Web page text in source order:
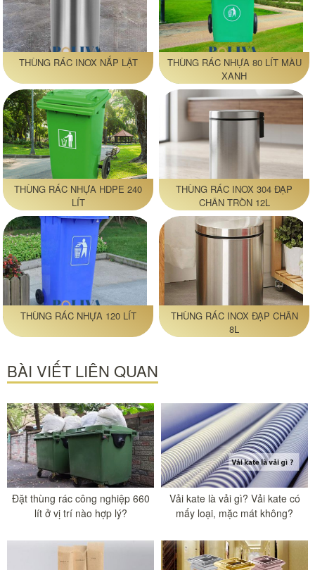
THÙNG RÁC INOX NẮP LẬT
THÙNG RÁC NHỰA 80 LÍT MÀU
XANH
THÙNG RÁC NHỰA HDPE 240
LÍT
THÙNG RÁC INOX 304 ĐẠP
CHÂN TRÒN 12L
THÙNG RÁC NHỰA 120 LÍT
THÙNG RÁC INOX ĐẠP CHÂN
8L
BÀI VIẾT LIÊN QUAN
Đặt thùng rác công nghiệp 660
lít ở vị trí nào hợp lý?
Vải kate là vải gì? Vải kate có
mấy loại, mặc mát không?